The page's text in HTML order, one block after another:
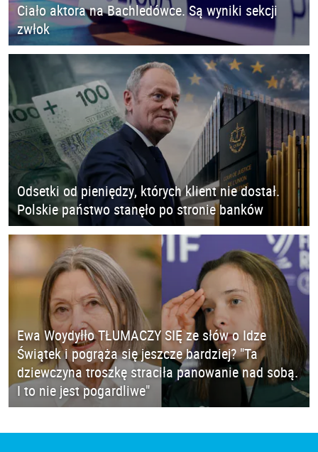
Ciało aktora na Bachledówce. Są wyniki sekcji
zwłok
Odsetki od pieniędzy, których klient nie dostał.
Polskie państwo stanęło po stronie banków
Ewa Woydyłło TŁUMACZY SIĘ ze słów o Idze
Świątek i pogrąża się jeszcze bardziej? "Ta
dziewczyna troszkę straciła panowanie nad sobą.
I to nie jest pogardliwe"